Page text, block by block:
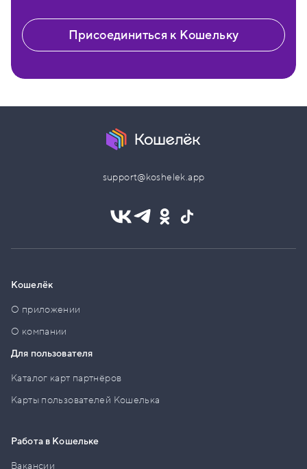
Присоединиться к Кошельку
support@koshelek.app
Кошелёк
О приложении
О компании
Для пользователя
Каталог карт партнёров
Карты пользователей Кошелька
Работа в Кошельке
Вакансии